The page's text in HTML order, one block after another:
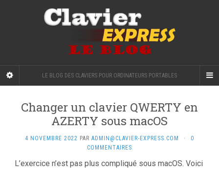
LE BLOG DES CLAVIERS POUR ORDINATEURS PORTABLES
Changer un clavier QWERTY en
AZERTY sous macOS
4 NOVEMBRE 2022 PAR ADMIN@CLAVIER-EXPRESS.COM ·
0
COMMENTAIRES
L’exercice n’est pas plus compliqué sous macOS. Voici